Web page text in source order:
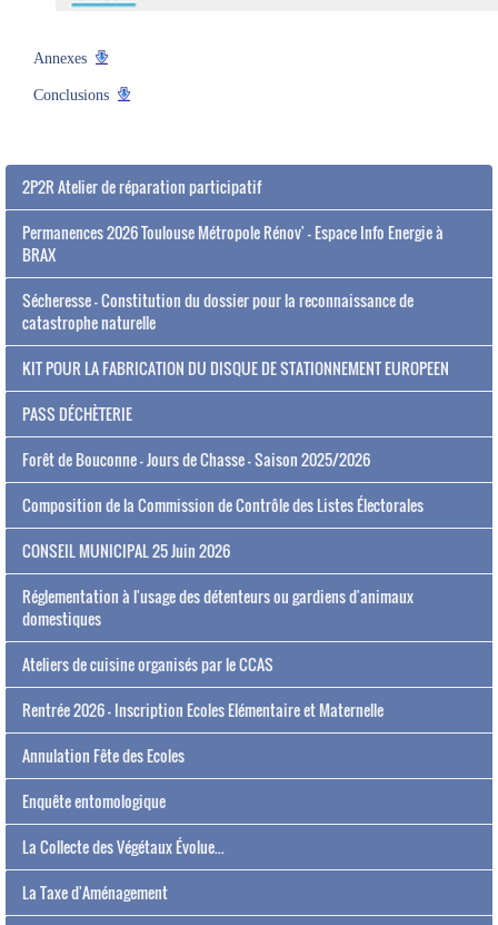
Annexes
Conclusions
2P2R Atelier de réparation participatif
Permanences 2026 Toulouse Métropole Rénov' - Espace Info Energie à
BRAX
Sécheresse - Constitution du dossier pour la reconnaissance de
catastrophe naturelle
KIT POUR LA FABRICATION DU DISQUE DE STATIONNEMENT EUROPEEN
PASS DÉCHÈTERIE
Forêt de Bouconne - Jours de Chasse - Saison 2025/2026
Composition de la Commission de Contrôle des Listes Électorales
CONSEIL MUNICIPAL 25 Juin 2026
Réglementation à l'usage des détenteurs ou gardiens d'animaux
domestiques
Ateliers de cuisine organisés par le CCAS
Rentrée 2026 - Inscription Ecoles Elémentaire et Maternelle
Annulation Fête des Ecoles
Enquête entomologique
La Collecte des Végétaux Évolue...
La Taxe d'Aménagement